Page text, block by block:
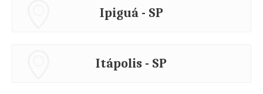
Ipiguá - SP
Itápolis - SP